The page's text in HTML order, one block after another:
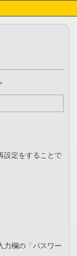
設定をすることで
力欄の「パスワー